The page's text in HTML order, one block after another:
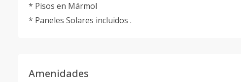
* Pisos en Mármol
* Paneles Solares incluidos .
Amenidades